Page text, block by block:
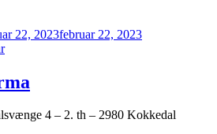
22, 2023februar 22, 2023
til
Flytning
4 – 2. th – 2980 Kokkedal